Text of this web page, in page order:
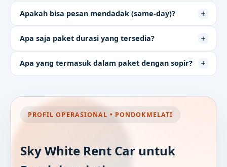
Apakah bisa pesan mendadak (same-day)?
Apa saja paket durasi yang tersedia?
Apa yang termasuk dalam paket dengan sopir?
PROFIL OPERASIONAL • PONDOKMELATI
Sky White Rent Car untuk